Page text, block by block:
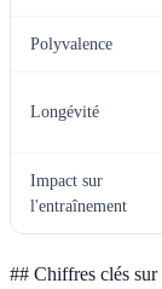
Polyvalence
Longévité
Impact sur
l'entraînement
## Chiffres clés